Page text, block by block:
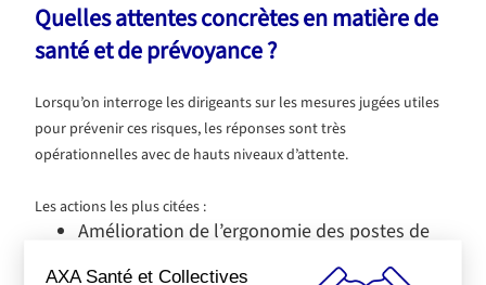
Quelles attentes concrètes en matière de
santé et de prévoyance ?
Lorsqu’on interroge les dirigeants sur les mesures jugées utiles
pour prévenir ces risques, les réponses sont très
opérationnelles avec de hauts niveaux d’attente.
Les actions les plus citées :
Amélioration de l’ergonomie des postes de
AXA Santé et Collectives